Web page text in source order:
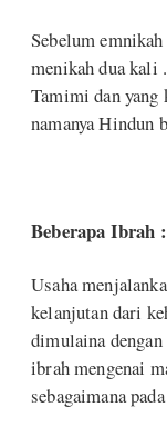
Sebelum
menikah dua kali
Tamimi dan yang
namanya Hindun
Beberapa Ibrah :
Usaha
kelanjutan dari
dimulaina
ibrah mengenai
sebagaimana